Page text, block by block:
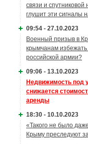
связи и спутниковой
глушит эти сигналы
09:54 - 27.10.2023
Военный призыв в
крымчанам
российской армии?
09:06 - 13.10.2023
Недвижимость под
снижается
аренды
18:30 - 10.10.2023
«Такого не было
Крыму преследуют